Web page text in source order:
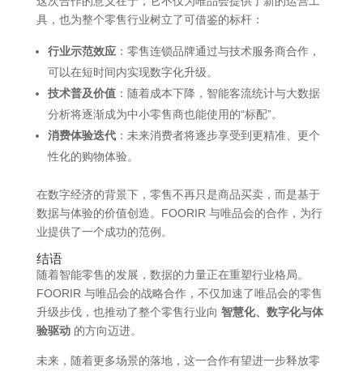
具，也为整个零售行业树立了可借鉴的标杆：
行业示范效应：零售连锁品牌通过与技术服务商合作，
可以在短时间内实现数字化升级。
技术普及价值：随着成本下降，智能客流统计与大数据
分析将逐渐成为中小零售商也能使用的“标配”。
消费体验迭代：未来消费者将逐步享受到更精准、更个
性化的购物体验。
在数字经济的背景下，零售不再只是商品买卖，而是基于
数据与体验的价值创造。FOORIR 与唯品会的合作，为行
业提供了一个成功的范例。
结语
随着智能零售的发展，数据的力量正在重塑行业格局。
FOORIR 与唯品会的战略合作，不仅加速了唯品会的零售
升级步伐，也推动了整个零售行业向 智慧化、数字化与体
验驱动的方向迈进。
未来，随着更多场景的落地，这一合作有望进一步释放零